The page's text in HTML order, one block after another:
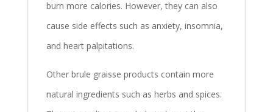
burn more calories. However, they can also
cause side effects such as anxiety, insomnia,
and heart palpitations.
Other brule graisse products contain more
natural ingredients such as herbs and spices.